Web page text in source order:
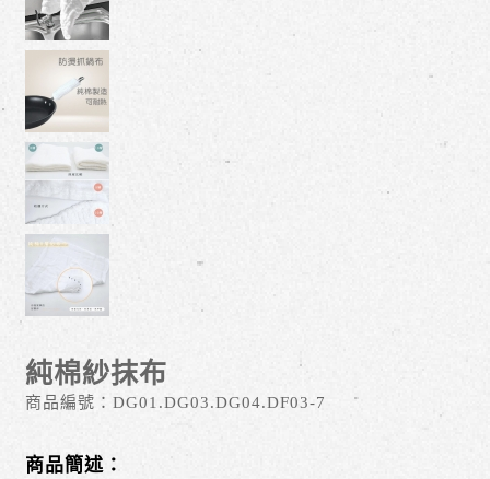
純棉紗抹布
商品編號： DG01.DG03.DG04.DF03-7
商品簡述：